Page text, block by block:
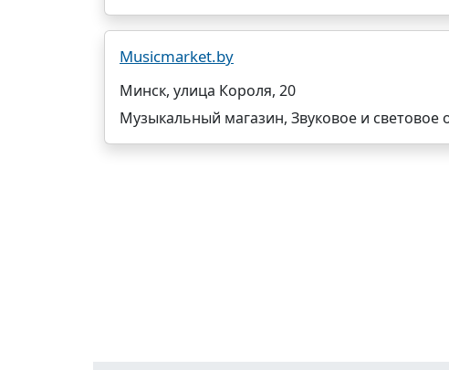
Musicmarket.by
Минск, улица Короля, 20
Музыкальный магазин, Звуковое и